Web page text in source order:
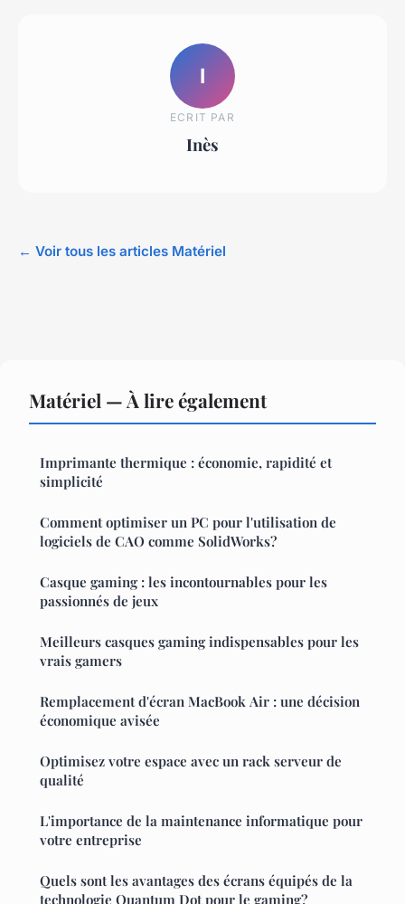
I
ECRIT PAR
Inès
← Voir tous les articles Matériel
Matériel — À lire également
Imprimante thermique : économie, rapidité et
simplicité
Comment optimiser un PC pour l'utilisation de
logiciels de CAO comme SolidWorks?
Casque gaming : les incontournables pour les
passionnés de jeux
Meilleurs casques gaming indispensables pour les
vrais gamers
Remplacement d'écran MacBook Air : une décision
économique avisée
Optimisez votre espace avec un rack serveur de
qualité
L'importance de la maintenance informatique pour
votre entreprise
Quels sont les avantages des écrans équipés de la
technologie Quantum Dot pour le gaming?